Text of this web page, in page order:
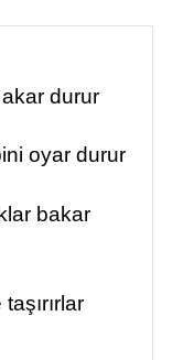
durur
oyar durur
bakar